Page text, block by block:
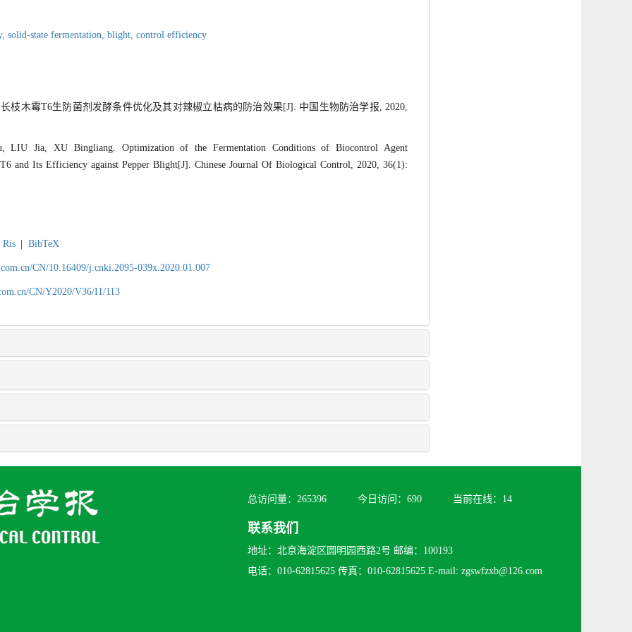
solid-state fermentation, blight, control efficiency
枝木霉T6生防菌剂发酵条件优化及其对辣椒立枯病的防治效果[J]. 中国生物防治学报, 2020,
LIU Jia, XU Bingliang. Optimization of the Fermentation Conditions of Biocontrol Agent
and Its Efficiency against Pepper Blight[J]. Chinese Journal Of Biological Control, 2020, 36(1):
Ris BibTeX
CN/10.16409/j.cnki.2095-039x.2020.01.007
CN/Y2020/V36/I1/113
总访问量： 265396 今日访问： 690 当前在线： 14
联系我们
地址：北京海淀区圆明园西路2号 邮编：100193
电话：010-62815625 传真：010-62815625 E-mail: zgswfzxb@126.com